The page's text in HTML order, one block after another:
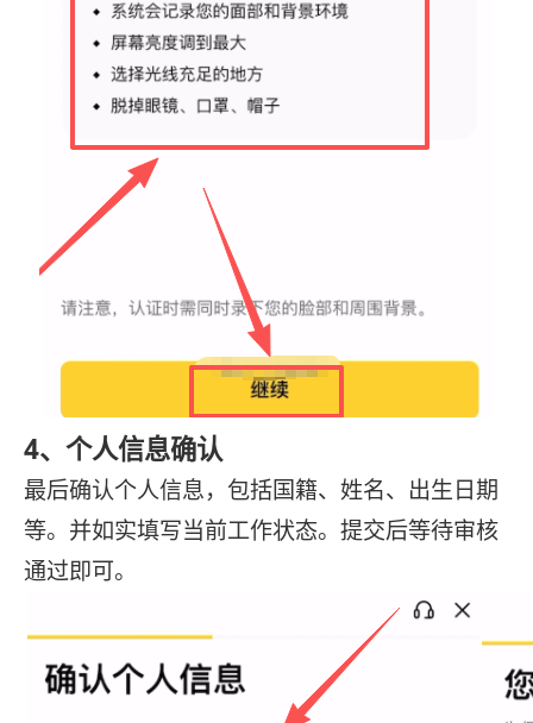
4、个人信息确认
最后确认个人信息，包括国籍、姓名、出生日期
等。并如实填写当前工作状态。提交后等待审核
通过即可。